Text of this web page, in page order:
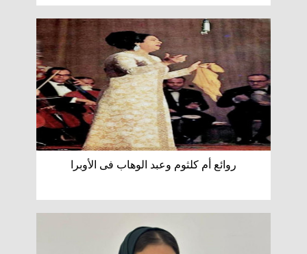
روائع أم كلثوم وعبد الوهاب فى الأوبرا